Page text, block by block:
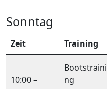
Sonntag
Zeit Training
10:00 –
Bootstraini
ng